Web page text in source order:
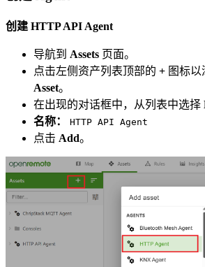
创建 HTTP API Agent
导航到 Assets 页面。
点击左侧资产列表顶部的 + 图标以
Asset。
在出现的对话框中，从列表中选择
名称：
HTTP API Agent
点击 Add。